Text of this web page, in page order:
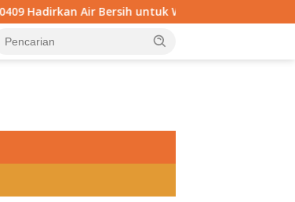
untuk Warga Kepahiang, Pembangunan Sumur